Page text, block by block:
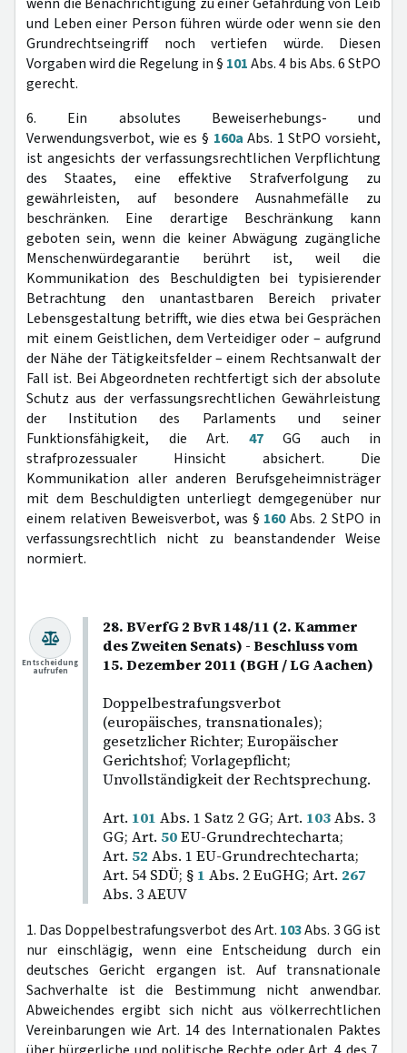
und Leben einer Person führen würde oder wenn sie den
Grundrechtseingriff noch vertiefen würde. Diesen
Vorgaben wird die Regelung in § 101Abs. 4 bis Abs. 6 StPO
gerecht.
6. Ein absolutes Beweiserhebungs- und
Verwendungsverbot, wie es § 160a Abs. 1 StPO vorsieht,
ist angesichts der verfassungsrechtlichen Verpflichtung
des Staates, eine effektive Strafverfolgung zu
gewährleisten, auf besondere Ausnahmefälle zu
beschränken. Eine derartige Beschränkung kann
geboten sein, wenn die keiner Abwägung zugängliche
Menschenwürdegarantie berührt ist, weil die
Kommunikation des Beschuldigten bei typisierender
Betrachtung den unantastbaren Bereich privater
Lebensgestaltung betrifft, wie dies etwa bei Gesprächen
mit einem Geistlichen, dem Verteidiger oder – aufgrund
der Nähe der Tätigkeitsfelder – einem Rechtsanwalt der
Fall ist. Bei Abgeordneten rechtfertigt sich der absolute
Schutz aus der verfassungsrechtlichen Gewährleistung
der Institution des Parlaments und seiner
Funktionsfähigkeit, die Art. 47GG auch in
strafprozessualer Hinsicht absichert. Die
Kommunikation aller anderen Berufsgeheimnisträger
mit dem Beschuldigten unterliegt demgegenüber nur
einem relativen Beweisverbot, was § 160Abs. 2 StPO in
verfassungsrechtlich nicht zu beanstandender Weise
normiert.
28. BVerfG 2 BvR 148/11 (2. Kammer
des Zweiten Senats) - Beschluss vom
15. Dezember 2011 (BGH / LG Aachen)
Doppelbestrafungsverbot
(europäisches, transnationales);
gesetzlicher Richter; Europäischer
Gerichtshof; Vorlagepflicht;
Unvollständigkeit der Rechtsprechung.
Art. 101 Abs. 1 Satz 2 GG; Art. 103Abs. 3
GG; Art. 50EU-Grundrechtecharta;
Art. 52 Abs. 1 EU-Grundrechtecharta;
Art. 54 SDÜ; § 1 Abs. 2 EuGHG; Art. 267
Abs. 3 AEUV
Entscheidung
aufrufen
1. Das Doppelbestrafungsverbot des Art. 103Abs. 3 GG ist
nur einschlägig, wenn eine Entscheidung durch ein
deutsches Gericht ergangen ist. Auf transnationale
Sachverhalte ist die Bestimmung nicht anwendbar.
Abweichendes ergibt sich nicht aus völkerrechtlichen
Vereinbarungen wie Art. 14 des Internationalen Paktes